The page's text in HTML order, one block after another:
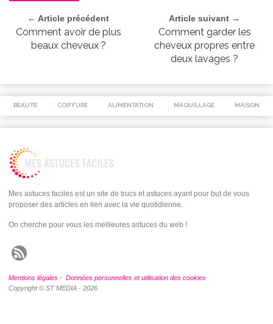
← Article précédent
Comment avoir de plus
beaux cheveux ?
Article suivant →
Comment garder les
cheveux propres entre
deux lavages ?
BEAUTÉ COIFFURE ALIMENTATION MAQUILLAGE MAISON
Mes astuces faciles est un site de trucs et astuces ayant pour but de vous
proposer des articles en lien avec la vie quotidienne.
On cherche pour vous les meilleures astuces du web !
Mentions légales - Données personnelles et utilisation des cookies
Copyright © ST MEDIA - 2026